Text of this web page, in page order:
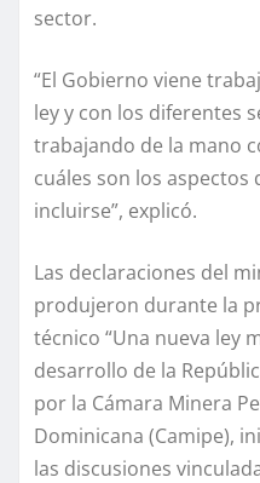
sector.
“El Gobierno viene
ley y con los diferentes
trabajando de la mano
cuáles son los aspectos
incluirse”, explicó.
Las declaraciones del
produjeron durante la
técnico “Una nueva ley
desarrollo de la
por la Cámara Minera
Dominicana (Camipe),
las discusiones